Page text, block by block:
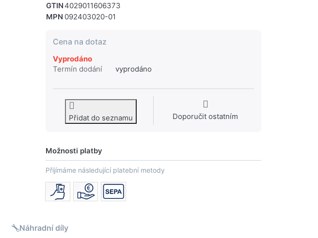
GTIN 4029011606373
MPN 092403020-01
Cena na dotaz
Vyprodáno
Termín dodání
vyprodáno
Přidat do seznamu Doporučit ostatním
Možnosti platby
Přijímáme následující platební metody
Náhradní díly